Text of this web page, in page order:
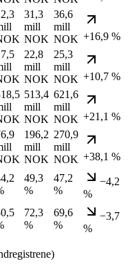
31,3
mill
NOK
36,6
mill
NOK +16,9 %
22,8
mill
NOK
25,3
mill
NOK +10,7 %
513,4
mill
NOK
621,6
mill
NOK +21,1 %
196,2
mill
NOK
270,9
mill
NOK +38,1 %
49,3
%
47,2
%
−4,2
%
72,3
%
69,6
%
−3,7
%